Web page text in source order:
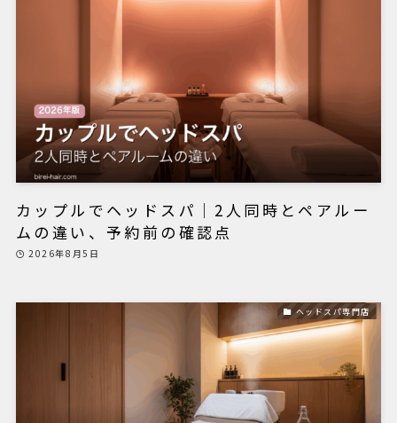
カップルでヘッドスパ｜2人同時とペアルー
ムの違い、予約前の確認点
2026年8月5日
ヘッドスパ専門店